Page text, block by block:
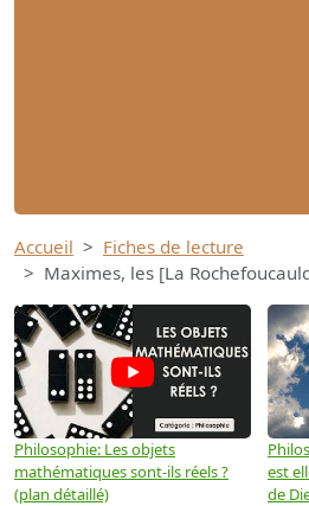
Accueil
Fiches de lecture
Maximes, les [La
Philosophie: Les objets
mathématiques sont-ils réels ?
(plan détaillé)
est
de